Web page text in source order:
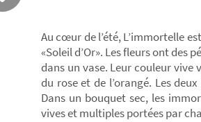
Au cœur de l’été, L’immortelle
«Soleil d’Or». Les fleurs ont
dans un vase. Leur couleur
du rose et de l’orangé. Les
Dans un bouquet sec, les
vives et multiples portées par